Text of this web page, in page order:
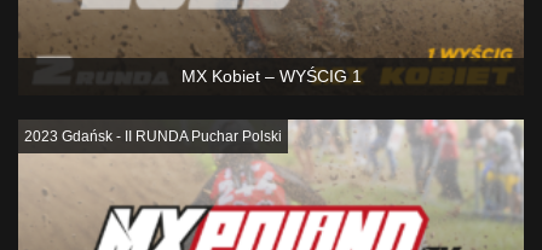
MX Kobiet – WYŚCIG 1
2023 Gdańsk - II RUNDA Puchar Polski